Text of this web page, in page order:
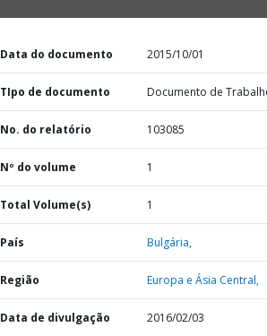
Data do documento 2015/10/01
TIpo de documento Documento de
No. do relatório 103085
Nº do volume 1
Total Volume(s) 1
País Bulgária,
Região Europa e Ásia Central,
Data de divulgação 2016/02/03